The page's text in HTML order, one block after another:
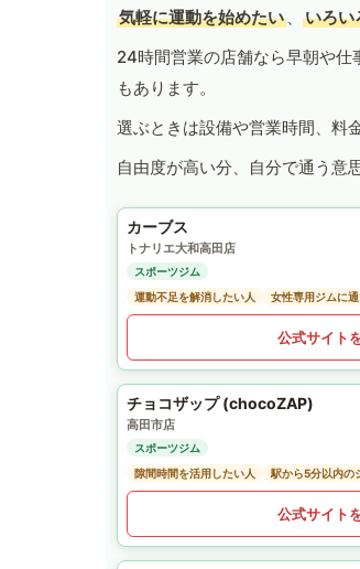
気軽に運動を始めたい 、 いろい
24時間営業の店舗なら早朝や仕
もあります。
選ぶときは設備や営業時間、料
自由度が高い分、自分で通う意
カーブス
トナリエ大和高田店
スポーツジム
運動不足を解消したい人
女性専用ジムに
公式サイト
チョコザップ (chocoZAP)
高田市店
スポーツジム
隙間時間を活用したい人
駅から5分以内の
公式サイト